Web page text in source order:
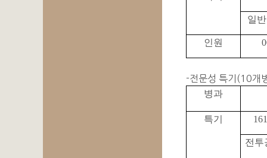
일
인원
-전문성 특기(10개
병과
특기 161
전투